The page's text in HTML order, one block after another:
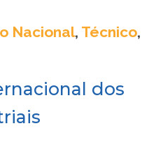
Nacional, Técnico,
dos